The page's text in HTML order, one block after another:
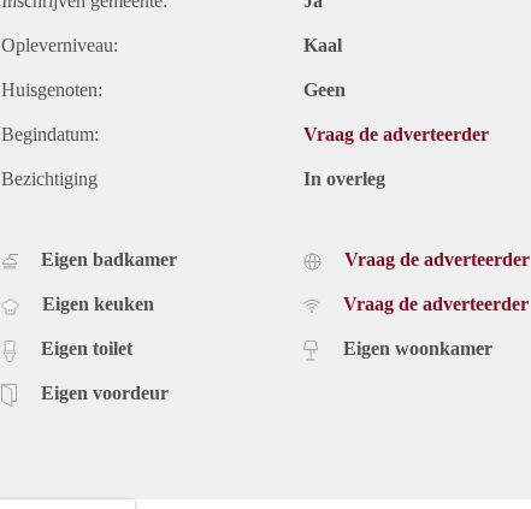
Opleverniveau: Kaal
Huisgenoten: Geen
Begindatum: Vraag de adverteerder
Bezichtiging In overleg
Eigen badkamer
Eigen keuken
Eigen toilet
Eigen voordeur
Vraag de adverteerder
Vraag de adverteerder
Eigen woonkamer